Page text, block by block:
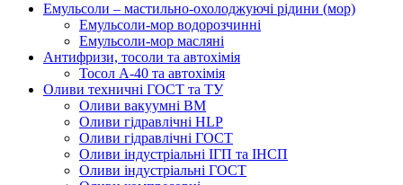
Емульсоли – мастильно-охолоджуючі рідини (мор)
Емульсоли-мор водорозчинні
Емульсоли-мор масляні
Антифризи, тосоли та автохімія
Тосол А-40 та автохімія
Оливи техничні ГОСТ та ТУ
Оливи вакуумні ВМ
Оливи гідравлічні HLP
Оливи гідравлічні ГОСТ
Оливи індустріальні ІГП та ІНСП
Оливи індустріальні ГОСТ